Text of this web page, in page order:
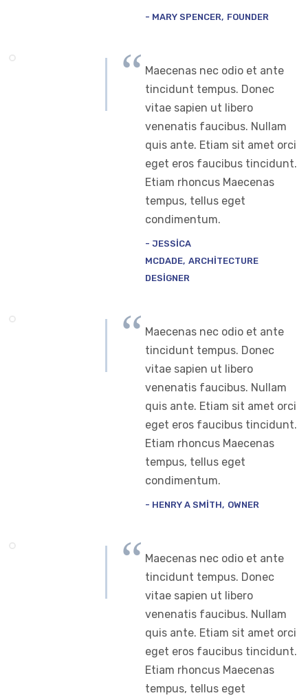
MARY SPENCER FOUNDER
Maecenas nec odio et ante
tincidunt tempus. Donec
vitae sapien ut libero
venenatis faucibus. Nullam
quis ante. Etiam sit amet orci
eget eros faucibus tincidunt.
Etiam rhoncus Maecenas
tempus, tellus eget
condimentum.
JESSICA
MCDADE ARCHITECTURE
DESIGNER
Maecenas nec odio et ante
tincidunt tempus. Donec
vitae sapien ut libero
venenatis faucibus. Nullam
quis ante. Etiam sit amet orci
eget eros faucibus tincidunt.
Etiam rhoncus Maecenas
tempus, tellus eget
condimentum.
HENRY A SMITH OWNER
Maecenas nec odio et ante
tincidunt tempus. Donec
vitae sapien ut libero
venenatis faucibus. Nullam
quis ante. Etiam sit amet orci
eget eros faucibus tincidunt.
Etiam rhoncus Maecenas
tempus, tellus eget